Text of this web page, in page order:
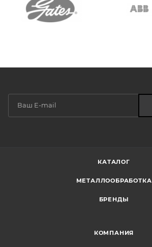
КАТАЛОГ
МЕТАЛЛООБРАБОТКА
БРЕНДЫ
КОМПАНИЯ